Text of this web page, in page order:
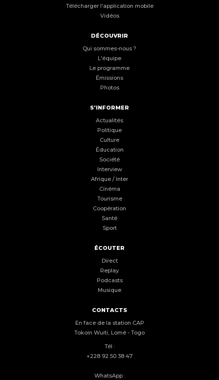
Télécharger l'application mobile
Vidéos
DÉCOUVRIR
Qui sommes-nous ?
L'équipe
Le programme
Émissions
Photos
S'INFORMER
Actualités
Politique
Culture
Éducation
Société
Interview
Afrique / Inter
Cinéma
Tourisme
Coopération
Santé
Sport
ÉCOUTER
Direct
Replay
Podcasts
Musique
CONTACTS
En face de la station CAP
Tokoin Wuiti, Lomé - Togo
Tél :
+228 92 50 38 47
WhatsApp :